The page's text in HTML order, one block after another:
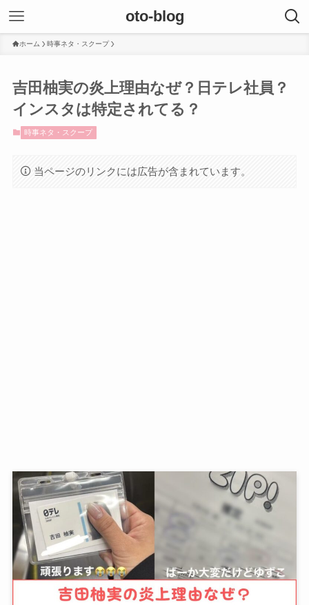
oto-blog
ホーム 時事ネタ・スクープ
吉田柚実の炎上理由なぜ？日テレ社員？
インスタは特定されてる？
時事ネタ・スクープ
当ページのリンクには広告が含まれています。